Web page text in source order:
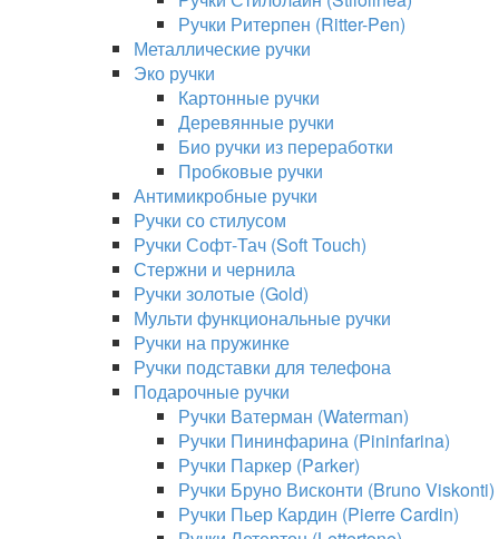
Ручки Ритерпен (Ritter-Pen)
Металлические ручки
Эко ручки
Картонные ручки
Деревянные ручки
Био ручки из переработки
Пробковые ручки
Антимикробные ручки
Ручки со стилусом
Ручки Софт-Тач (Soft Touch)
Стержни и чернила
Ручки золотые (Gold)
Мульти функциональные ручки
Ручки на пружинке
Ручки подставки для телефона
Подарочные ручки
Ручки Ватерман (Waterman)
Ручки Пининфарина (Pininfarina)
Ручки Паркер (Parker)
Ручки Бруно Висконти (Bruno Viskonti)
Ручки Пьер Кардин (Pierre Cardin)